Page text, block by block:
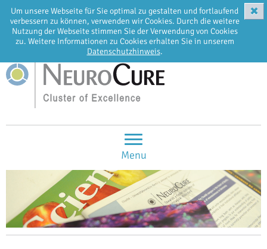
Um unsere Webseite für Sie optimal zu gestalten und fortlaufend
verbessern zu können, verwenden wir Cookies. Durch die weitere
Nutzung der Webseite stimmen Sie der Verwendung von Cookies
zu. Weitere Informationen zu Cookies erhalten Sie in unserem
Datenschutzhinweis.
✖
EN DE
Menu